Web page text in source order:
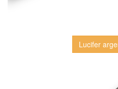
Lucifer